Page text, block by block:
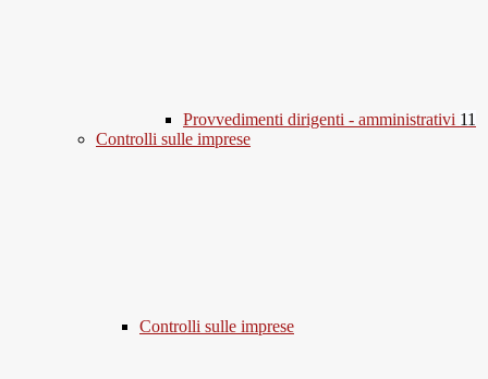
Provvedimenti dirigenti - amministrativi 11
Controlli sulle imprese
Controlli sulle imprese